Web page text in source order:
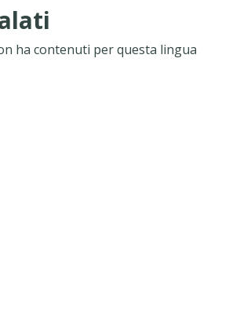
ha contenuti per questa lingua